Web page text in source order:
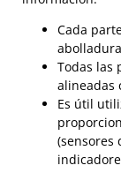
Cada
Todas las
alineadas
Es útil
(sensores